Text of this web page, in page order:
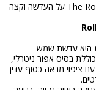
פרטי הלשון והשפתיים האייקוניים של The Rolling Stones על העדשה וקצה
היא עדשת שמש
בסיס אפור ניטרלי,
ציפוי מראה כסוף עדין